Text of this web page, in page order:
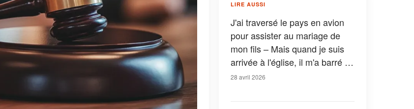
LIRE AUSSI
J'ai traversé le pays en avion
pour assister au mariage de
mon fils – Mais quand je suis
arrivée à l'église, il m'a barré le
passage et m'a dit : « Maman,
28 avril 2026